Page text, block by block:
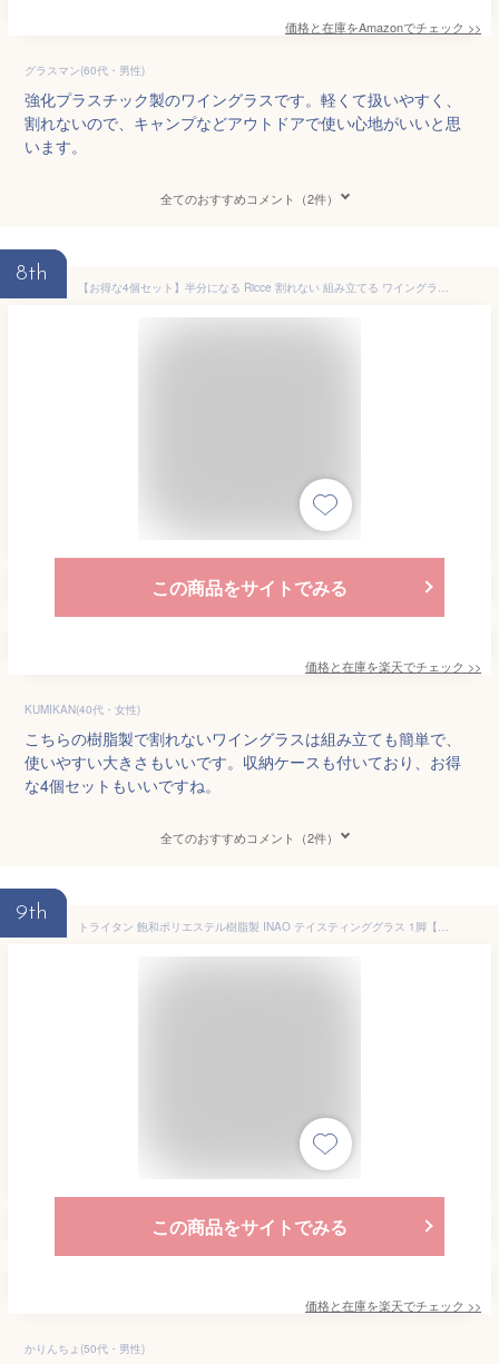
価格と在庫をAmazonでチェック >>
グラスマン(60代・男性)
強化プラスチック製のワイングラスです。軽くて扱いやすく、
割れないので、キャンプなどアウトドアで使い心地がいいと思
います。
全てのおすすめコメント（2件）
8th
【お得な4個セット】半分になる Ricce 割れない 組み立てる ワイングラス アウトドア キャンプ プラスチック ペア 樹脂製 子供 ワイン シャンパン パーティー ギフト プレゼント 可愛い ハロウィン クリスマス ピクニック 高級 PCTG 収納ケース 透明
この商品をサイトでみる
価格と在庫を楽天でチェック >>
KUMIKAN(40代・女性)
こちらの樹脂製で割れないワイングラスは組み立ても簡単で、
使いやすい大きさもいいです。収納ケースも付いており、お得
な4個セットもいいですね。
全てのおすすめコメント（2件）
9th
トライタン 飽和ポリエステル樹脂製 INAO テイスティンググラス 1脚【正規品】 GC901TR ラッピング不可商品
この商品をサイトでみる
価格と在庫を楽天でチェック >>
かりんちょ(50代・男性)